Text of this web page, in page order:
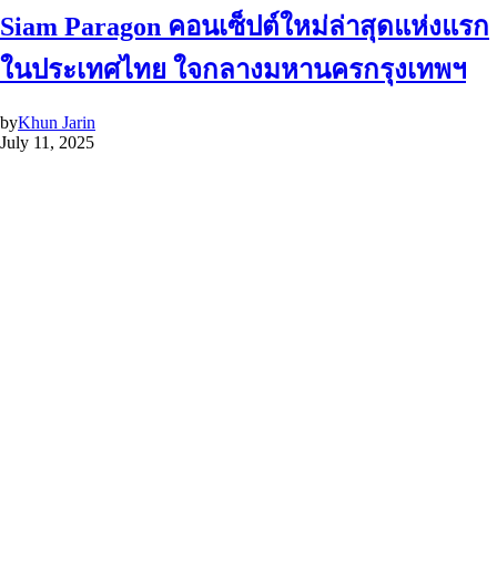
Siam Paragon คอนเซ็ปต์ใหม่ล่าสุดแห่งแรก
ในประเทศไทย ใจกลางมหานครกรุงเทพฯ
byKhun Jarin
July 11, 2025